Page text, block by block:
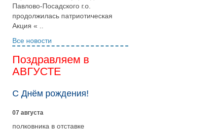
Павлово-Посадского г.о.
продолжилась патриотическая
Акция « ..
Все новости
Поздравляем в
АВГУСТЕ
С Днём рождения!
07 августа
полковника в отставке